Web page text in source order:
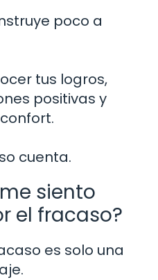
poco a
tus logros,
positivas y
cuenta.
siento
el fracaso?
es solo una